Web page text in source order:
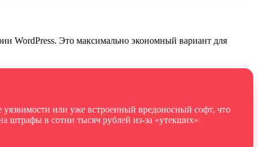
WordPress. Это максимально экономный вариант для
или уже встроенный вредоносный софт, что
штрафы в сотни тысяч рублей из-за «утекших»